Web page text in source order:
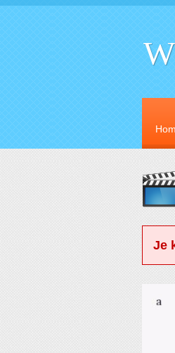
Je